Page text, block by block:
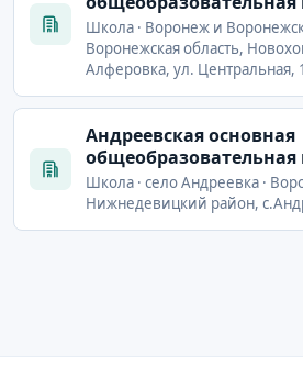
Школа · Воронеж и
Воронежская область,
Алферовка, ул. Центральная,
Андреевская основная
Школа · село Андреевка ·
Нижнедевицкий район,